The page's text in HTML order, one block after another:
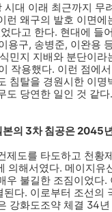
대 이래 최근까지 무
런 왜구의 발호 이면
다고 한다. 현대에 들
용구, 송병준, 이완용
민지 지배와 분단이
작용했다. 이런 점에
침탈을 경원시한 이
도 당연한 일인 것 같다.
본의 3차 침공은 2045
제도를 타도하고 천황
의해서였다. 메이지
우 불길한 조짐이었다
다. 이로부터 조선의
강화도조약 체결 34